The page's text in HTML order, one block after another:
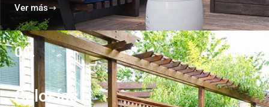
Ver más
05.
Celosías